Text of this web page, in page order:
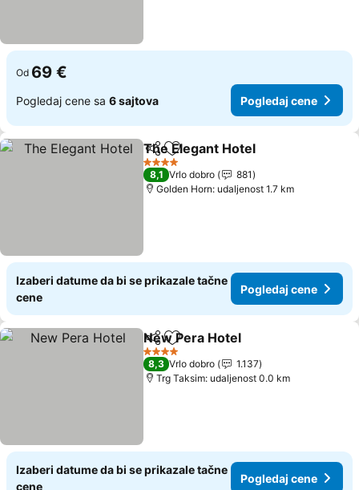
Od 69 €
Pogledaj cene sa 6 sajtova Pogledaj cene
Deli Dodati u favorite
The Elegant Hotel
4 Zvezdice
8,1 Vrlo dobro
881
Golden Horn: udaljenost 1.7 km
Izaberi datume da bi se prikazale tačne
cene
Pogledaj cene
Deli Dodati u favorite
New Pera Hotel
4 Zvezdice
8,3 Vrlo dobro
1.137
Trg Taksim: udaljenost 0.0 km
Izaberi datume da bi se prikazale tačne
cene
Pogledaj cene